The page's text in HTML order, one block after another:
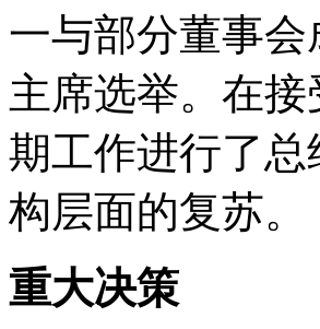
一与部分董事
主席选举。在
期工作进行了
构层面的复苏。
重大决策